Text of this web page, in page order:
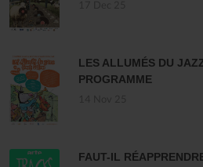
LES ALLUMÉS DU
PROGRAMME
FAUT-IL